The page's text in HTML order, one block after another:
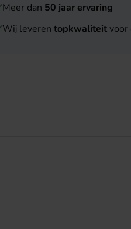
Meer dan 50 jaar ervaring
Wij leveren topkwaliteit voor